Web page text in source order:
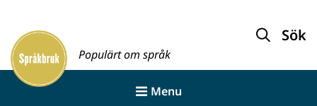
innehållet
Framsida
Populärt om språk
Sök
Menu